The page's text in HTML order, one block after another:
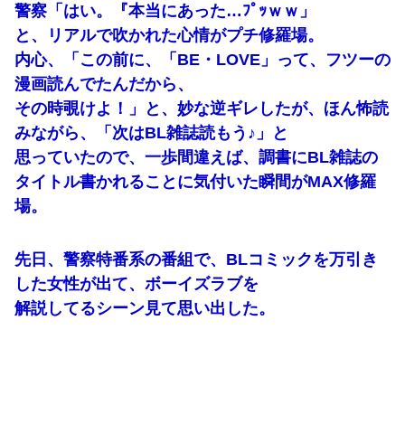
警察「はい。『本当にあった…ﾌﾟｯｗｗ」
と、リアルで吹かれた心情がプチ修羅場。
内心、「この前に、「BE・LOVE」って、フツーの
漫画読んでたんだから、
その時覗けよ！」と、妙な逆ギレしたが、ほん怖読
みながら、「次はBL雑誌読もう♪」と
思っていたので、一歩間違えば、調書にBL雑誌の
タイトル書かれることに気付いた瞬間がMAX修羅
場。
先日、警察特番系の番組で、BLコミックを万引き
した女性が出て、ボーイズラブを
解説してるシーン見て思い出した。